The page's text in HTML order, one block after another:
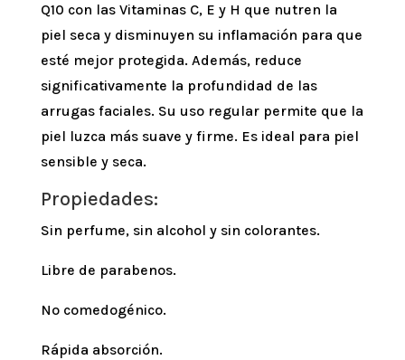
Q10 con las Vitaminas C, E y H que nutren la
piel seca y disminuyen su inflamación para que
esté mejor protegida. Además, reduce
significativamente la profundidad de las
arrugas faciales. Su uso regular permite que la
piel luzca más suave y firme. Es ideal para piel
sensible y seca.
Propiedades:
Sin perfume, sin alcohol y sin colorantes.
Libre de parabenos.
No comedogénico.
Rápida absorción.